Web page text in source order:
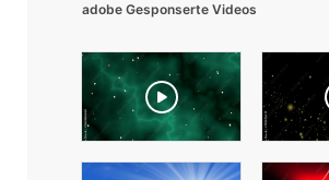
adobe Gesponserte Videos